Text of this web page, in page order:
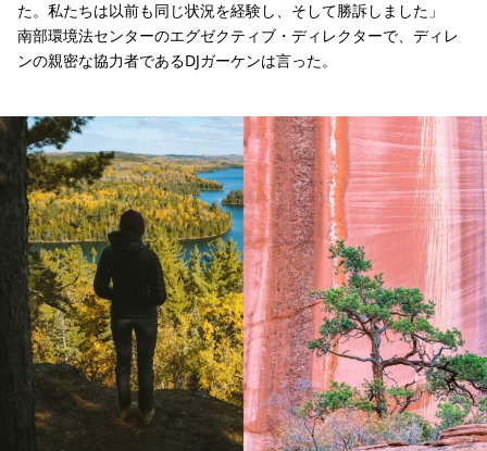
た。私たちは以前も同じ状況を経験し、そして勝訴しました」
南部環境法センターのエグゼクティブ・ディレクターで、ディレ
ンの親密な協力者であるDJガーケンは言った。